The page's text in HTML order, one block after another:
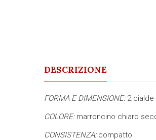
DESCRIZIONE
FORMA E DIMENSIONE: 2
COLORE: marroncino chiaro
CONSISTENZA: compatto